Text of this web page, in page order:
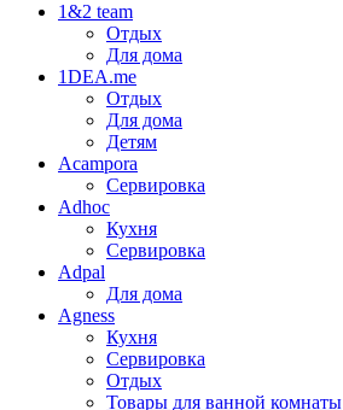
1&2 team
Отдых
Для дома
1DEA.me
Отдых
Для дома
Детям
Acampora
Сервировка
Adhoc
Кухня
Сервировка
Adpal
Для дома
Agness
Кухня
Сервировка
Отдых
Товары для ванной комнаты